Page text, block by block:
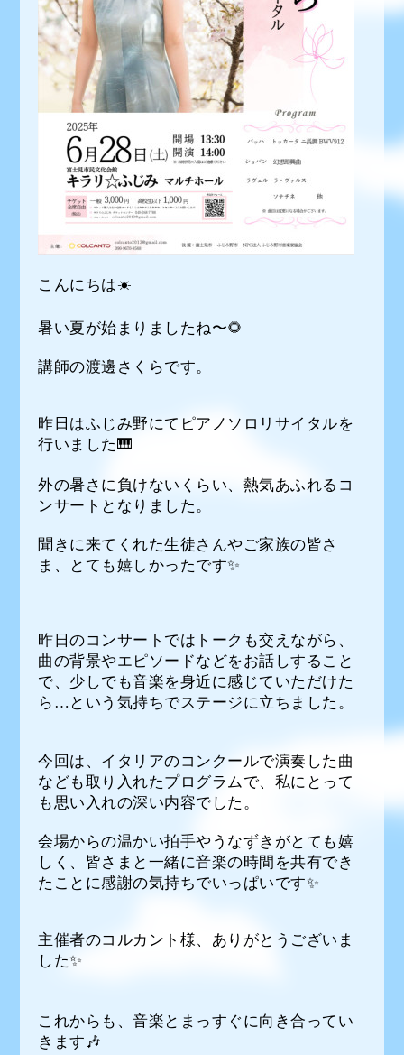
こんにちは☀️
暑い夏が始まりましたね〜🌻
講師の渡邊さくらです。
昨日はふじみ野にてピアノソロリサイタルを
行いました🎹
外の暑さに負けないくらい、熱気あふれるコ
ンサートとなりました。
聞きに来てくれた生徒さんやご家族の皆さ
ま、とても嬉しかったです✨
昨日のコンサートではトークも交えながら、
曲の背景やエピソードなどをお話しすること
で、少しでも音楽を身近に感じていただけた
ら…という気持ちでステージに立ちました。
今回は、イタリアのコンクールで演奏した曲
なども取り入れたプログラムで、私にとって
も思い入れの深い内容でした。
会場からの温かい拍手やうなずきがとても嬉
しく、皆さまと一緒に音楽の時間を共有でき
たことに感謝の気持ちでいっぱいです✨
主催者のコルカント様、ありがとうございま
した✨
これからも、音楽とまっすぐに向き合ってい
きます🎶